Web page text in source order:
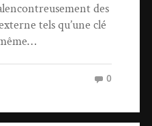
des
tels qu’une clé
0